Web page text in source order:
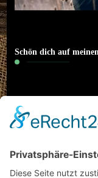
Schön dich auf
Hallo! Ich heiße
klassischer Musik
Essen. Literatur